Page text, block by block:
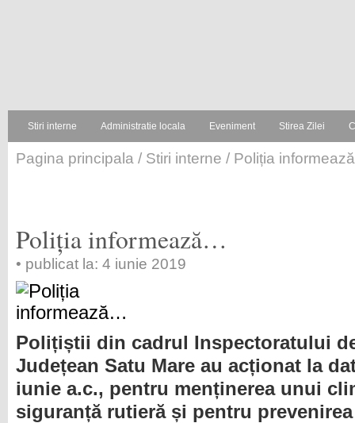
Stiri interne Administratie locala Eveniment Stirea Zilei
Pagina principala / Stiri interne / Poliția
Poliția informează…
• publicat la: 4 iunie 2019
Polițiștii din cadrul Inspectoratului
Județean Satu Mare au acționat la
iunie a.c., pentru menținerea unui
siguranță rutieră și pentru